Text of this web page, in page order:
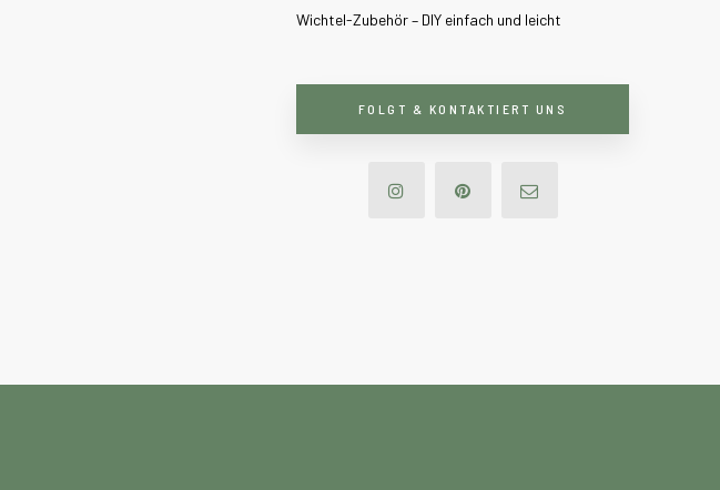
Wichtel-Zubehör – DIY einfach und leicht
FOLGT & KONTAKTIERT UNS